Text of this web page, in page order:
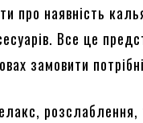
про наявність
Все це
замовити